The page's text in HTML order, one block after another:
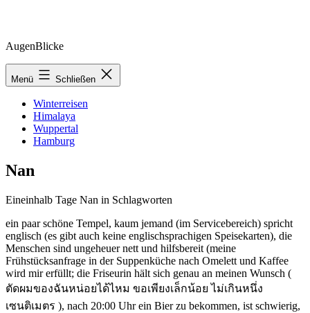
Zum
springen
AugenBlicke
Menü Schließen
Winterreisen
Himalaya
Wuppertal
Hamburg
Nan
Eineinhalb Tage Nan in Schlagworten
ein paar schöne Tempel, kaum jemand (im Servicebereich) spricht
englisch (es gibt auch keine englischsprachigen Speisekarten), die
Menschen sind ungeheuer nett und hilfsbereit (meine
Frühstücksanfrage in der Suppenküche nach Omelett und Kaffee
wird mir erfüllt; die Friseurin hält sich genau an meinen Wunsch (
ตัดผมของฉันหน่อยได้ไหม ขอเพียงเล็กน้อย ไม่เกินหนึ่ง
เซนติเมตร ), nach 20:00 Uhr ein Bier zu bekommen, ist schwierig,